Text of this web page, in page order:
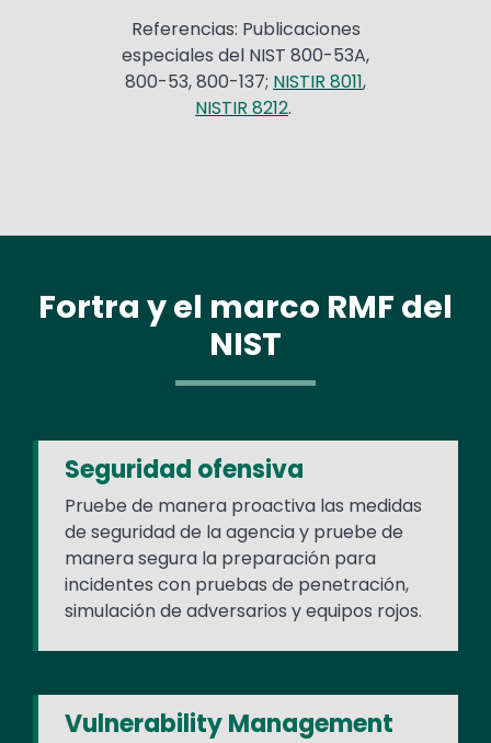
Referencias: Publicaciones
especiales del NIST 800-53A,
800-53, 800-137; NISTIR 8011,
NISTIR 8212.
Fortra y el marco RMF del
NIST
Seguridad ofensiva
Pruebe de manera proactiva las medidas
de seguridad de la agencia y pruebe de
manera segura la preparación para
incidentes con pruebas de penetración,
simulación de adversarios y equipos rojos.
Vulnerability Management